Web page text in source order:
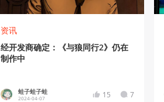
资讯
经开发商确定：《与狼同行2》仍在
制作中
蛙子蛙子蛙
2024-04-07 15 7